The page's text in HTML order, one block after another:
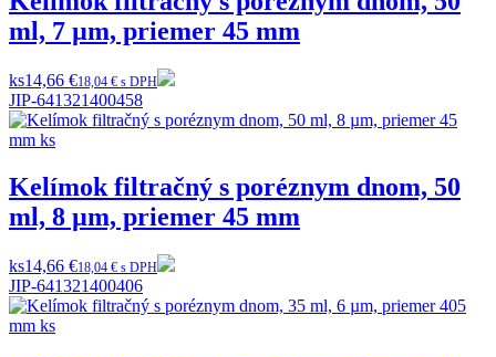
ml, 7 µm, priemer 45 mm
ks14,66 €18,04 € s DPH
JIP-641321400458
Kelímok filtračný s poréznym dnom, 50
ml, 8 µm, priemer 45 mm
ks14,66 €18,04 € s DPH
JIP-641321400406